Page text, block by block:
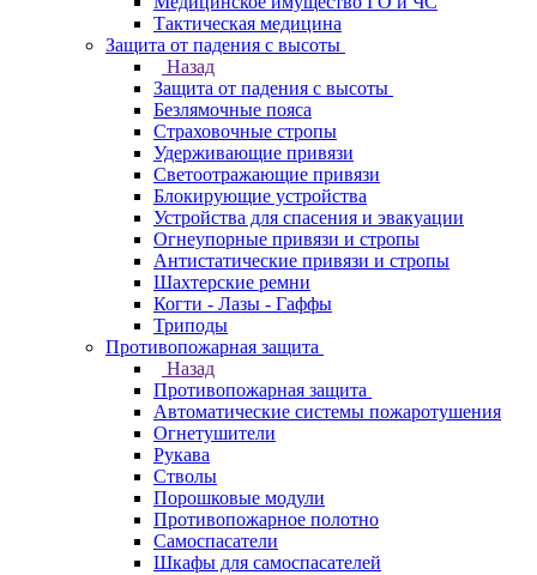
Тактическая медицина
Защита от падения с высоты
Назад
Защита от падения с высоты
Безлямочные пояса
Страховочные стропы
Удерживающие привязи
Светоотражающие привязи
Блокирующие устройства
Устройства для спасения и эвакуации
Огнеупорные привязи и стропы
Антистатические привязи и стропы
Шахтерские ремни
Когти - Лазы - Гаффы
Триподы
Противопожарная защита
Назад
Противопожарная защита
Автоматические системы пожаротушения
Огнетушители
Рукава
Стволы
Порошковые модули
Противопожарное полотно
Самоспасатели
Шкафы для самоспасателей